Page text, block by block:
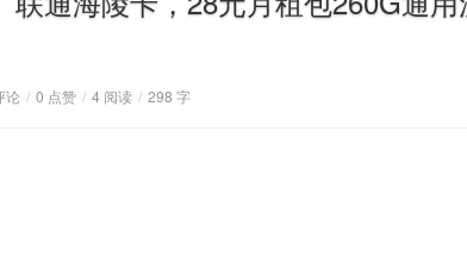
论 / 0 点赞 / 4 阅读 / 298 字